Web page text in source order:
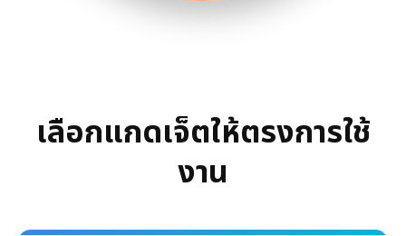
เลือกแกดเจ็ตให้ตรงการใช้
งาน